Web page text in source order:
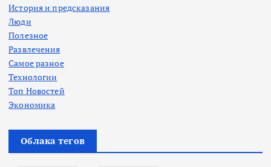
История и предсказания
Люди
Полезное
Развлечения
Самое разное
Технологии
Топ Новостей
Экономика
Облака тегов